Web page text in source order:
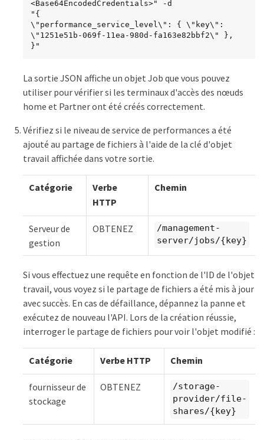
<Base64EncodedCredentials>" -d
"{
\"performance_service_level\": { \"key\":
\"1251e51b-069f-11ea-980d-fa163e82bbf2\" },
}"
La sortie JSON affiche un objet Job que vous pouvez
utiliser pour vérifier si les terminaux d'accès des nœuds
home et Partner ont été créés correctement.
Vérifiez si le niveau de service de performances a été
ajouté au partage de fichiers à l'aide de la clé d'objet
travail affichée dans votre sortie.
Catégorie
Verbe
HTTP
Chemin
Serveur de
gestion
OBTENEZ
/management-
server/jobs/{key}
Si vous effectuez une requête en fonction de l'ID de l'objet
travail, vous voyez si le partage de fichiers a été mis à jour
avec succès. En cas de défaillance, dépannez la panne et
exécutez de nouveau l'API. Lors de la création réussie,
interroger le partage de fichiers pour voir l'objet modifié :
Catégorie Verbe HTTP Chemin
fournisseur de
stockage
OBTENEZ
/storage-
provider/file-
shares/{key}